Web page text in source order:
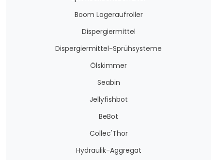
Boom Lageraufroller
Dispergiermittel
Dispergiermittel-Sprühsysteme
Ölskimmer
Seabin
Jellyfishbot
BeBot
Collec'Thor
Hydraulik-Aggregat